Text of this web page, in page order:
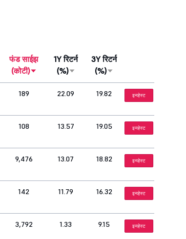
फंड साईझ
(कोटी)
1Y रिटर्न
(%)
3Y रिटर्न
(%)
189 22.09 19.82 इन्व्हेस्ट
108 13.57 19.05 इन्व्हेस्ट
9,476 13.07 18.82 इन्व्हेस्ट
142 11.79 16.32 इन्व्हेस्ट
3,792 1.33 9.15 इन्व्हेस्ट